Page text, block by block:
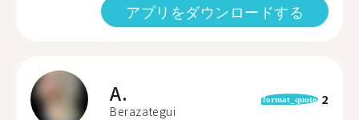
アプリをダウンロードする
A.
Berazategui
format_quote 2